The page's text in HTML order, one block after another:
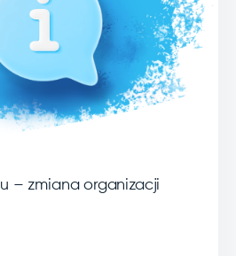
– zmiana organizacji